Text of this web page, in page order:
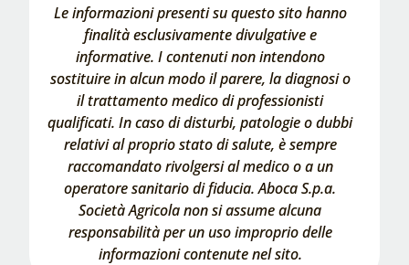
Le informazioni presenti su questo sito hanno
finalità esclusivamente divulgative e
informative. I contenuti non intendono
sostituire in alcun modo il parere, la diagnosi o
il trattamento medico di professionisti
qualificati. In caso di disturbi, patologie o dubbi
relativi al proprio stato di salute, è sempre
raccomandato rivolgersi al medico o a un
operatore sanitario di fiducia. Aboca S.p.a.
Società Agricola non si assume alcuna
responsabilità per un uso improprio delle
informazioni contenute nel sito.